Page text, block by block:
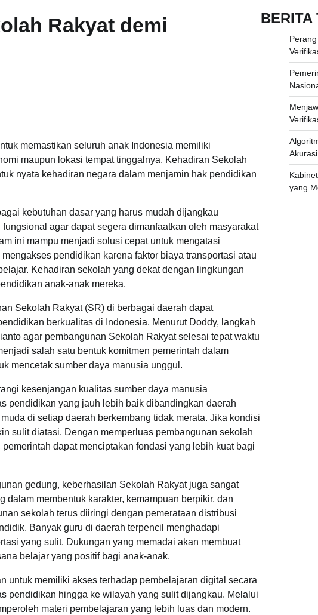
Rakyat demi
memastikan seluruh anak Indonesia memiliki
maupun lokasi tempat tinggalnya. Kehadiran Sekolah
nyata kehadiran negara dalam menjamin hak pendidikan
kebutuhan dasar yang harus mudah dijangkau
agar dapat segera dimanfaatkan oleh masyarakat
ini mampu menjadi solusi cepat untuk mengatasi
pendidikan karena faktor biaya transportasi atau
Kehadiran sekolah yang dekat dengan lingkungan
anak-anak mereka.
Sekolah Rakyat (SR) di berbagai daerah dapat
berkualitas di Indonesia. Menurut Doddy, langkah
agar pembangunan Sekolah Rakyat selesai tepat waktu
salah satu bentuk komitmen pemerintah dalam
mencetak sumber daya manusia unggul.
kesenjangan kualitas sumber daya manusia
pendidikan yang jauh lebih baik dibandingkan daerah
di setiap daerah berkembang tidak merata. Jika kondisi
sulit diatasi. Dengan memperluas pembangunan sekolah
dapat menciptakan fondasi yang lebih kuat bagi
gedung, keberhasilan Sekolah Rakyat juga sangat
membentuk karakter, kemampuan berpikir, dan
sekolah terus diiringi dengan pemerataan distribusi
Banyak guru di daerah terpencil menghadapi
yang sulit. Dukungan yang memadai akan membuat
belajar yang positif bagi anak-anak.
untuk memiliki akses terhadap pembelajaran digital secara
pendidikan hingga ke wilayah yang sulit dijangkau. Melalui
materi pembelajaran yang lebih luas dan modern.
BERITA
yang